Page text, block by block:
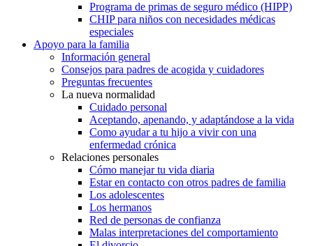
Programa de primas de seguro médico (HIPP)
CHIP para niños con necesidades médicas
especiales
Apoyo para la familia
Información general
Consejos para padres de acogida y cuidadores
Preguntas frecuentes
La nueva normalidad
Cuidado personal
Aceptando, apenando, y adaptándose a la vida
Como ayudar a tu hijo a vivir con una
enfermedad crónica
Relaciones personales
Cómo manejar tu vida diaria
Estar en contacto con otros padres de familia
Los adolescentes
Los hermanos
Red de personas de confianza
Malas interpretaciones del comportamiento